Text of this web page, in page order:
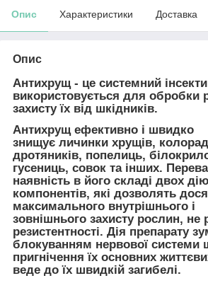
Опис Характеристики Доставка
Опис
Антихрущ - це системний
використовується для обробки
захисту їх від шкідників.
Антихрущ ефективно і швидко
знищує личинки хрущів,
дротяників, попелиць,
гусениць, совок та інших.
наявність в його складі двох
компонентів, які дозволять
максимального внутрішнього і
зовнішнього захисту рослин, не
резистентності. Дія препарату
блокуванням нервової системи
пригнічення їх основних
веде до їх швидкій загибелі.